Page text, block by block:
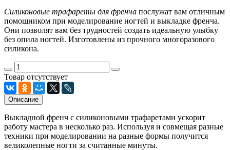
Силиконовые трафареты для френча послужат вам отличным
помощником при моделирование ногтей и выкладке френча.
Они позволят вам без трудностей создать идеальную улыбку
без опила ногтей. Изготовлены из прочного многоразового
силикона.
Товар отсутствует
Описание
Выкладной френч с силиконовыми трафаретами ускорит
работу мастера в несколько раз. Используя и совмещая разные
техники при моделировании на разные формы получится
великолепные ногти за считанные минуты.